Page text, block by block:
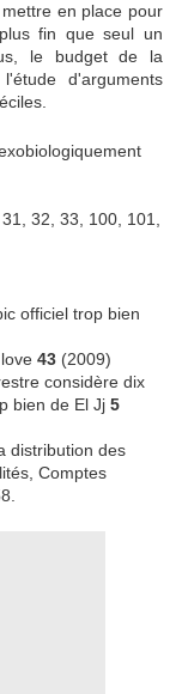
en place pour
fin que seul un
le budget de la
d'arguments
32, 33, 100, 101,
officiel trop bien
love 43 (2009)
considère dix
bien de El Jj 5
distribution des
Comptes